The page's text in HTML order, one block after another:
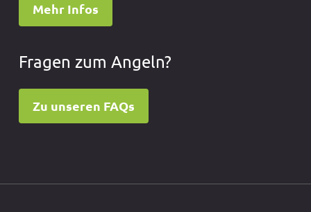
Mehr Infos
Fragen zum Angeln?
Zu unseren FAQs